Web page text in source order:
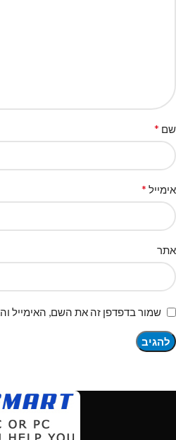
שם *
אימייל *
אתר
שמור בדפדפן זה את השם, האימייל